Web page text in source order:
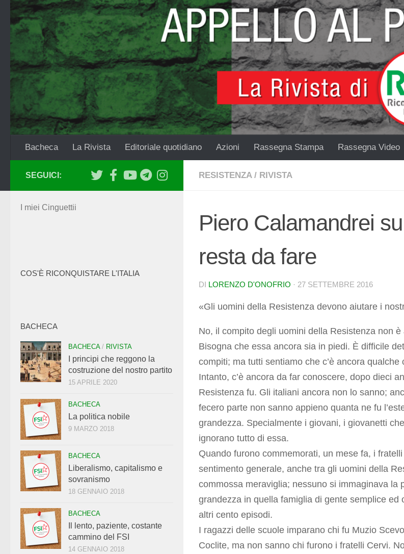
Salta al contenuto
Bacheca La Rivista Editoriale quotidiano Azioni Rassegna Stampa Rassegna Video
RESISTENZA / RIVISTA
Piero Calamandrei
resta da fare
DI LORENZO D'ONOFRIO · 27 SETTEMBRE 2016
«Gli uomini della Resistenza devono aiutare i
No, il compito degli uomini della Resistenza non è
Bisogna che essa ancora sia in piedi. È difficile
compiti; ma tutti sentiamo che c’è ancora qualche
Intanto, c’è ancora da far conoscere, dopo dieci
Resistenza fu. Gli italiani ancora non lo sanno;
fecero parte non sanno appieno quanta ne fu
grandezza. Specialmente i giovani, i giovanetti
ignorano tutto di essa.
Quando furono commemorati, un mese fa, i fratelli
sentimento generale, anche tra gli uomini della
commossa meraviglia; nessuno si immaginava la
grandezza in quella famiglia di gente semplice ed
altri cento episodi.
I ragazzi delle scuole imparano chi fu Muzio
Coclite, ma non sanno chi furono i fratelli Cervi.
SEGUICI:
I miei Cinguettii
COS'È RICONQUISTARE L'ITALIA
BACHECA
BACHECA/ RIVISTA
I principi che reggono la
costruzione del nostro partito
15 APRILE 2020
BACHECA
La politica nobile
9 MARZO 2018
BACHECA
Liberalismo, capitalismo e
sovranismo
18 GENNAIO 2018
BACHECA
Il lento, paziente, costante
cammino del FSI
14 GENNAIO 2018